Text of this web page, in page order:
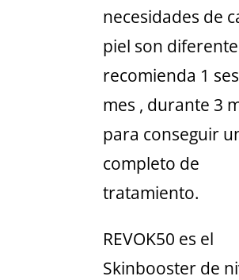
necesidades de
piel son
recomienda 1
mes , durante 3
para conseguir
completo de
tratamiento.
REVOK50 es el
Skinbooster de